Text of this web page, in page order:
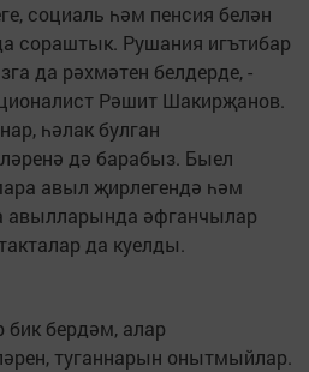
социаль һәм пенсия белән
сораштык. Рушания игътибар
да рәхмәтен белдерде, -
Рәшит Шакирҗанов.
һәлак булган
дә барабыз. Быел
авыл җирлегендә һәм
авылларында әфганчылар
да куелды.
бердәм, алар
туганнарын онытмыйлар.